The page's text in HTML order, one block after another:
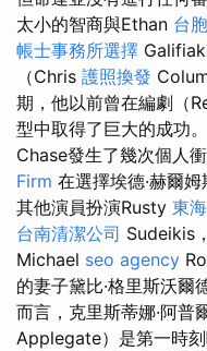
太小的智商與Ethan 台
帳士事務所選擇
（Chris 護照換發
期，他以前曾在編劇（
型中取得了巨大的成功
Chase發生了幾次個人衝
Firm 在選擇埃德·赫爾
其他演員扮演Rusty 東
台南清潔公司 Sudeikis
Michael seo agency
的妻子黛比·格里斯沃爾
而言，克里斯蒂娜·阿普
Applegate）是第一時刻